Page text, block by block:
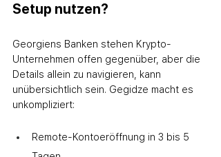
Setup nutzen?
Georgiens Banken stehen Krypto-
Unternehmen offen gegenüber, aber die
Details allein zu navigieren, kann
unübersichtlich sein. Gegidze macht es
unkompliziert:
Remote-Kontoeröffnung in 3 bis 5